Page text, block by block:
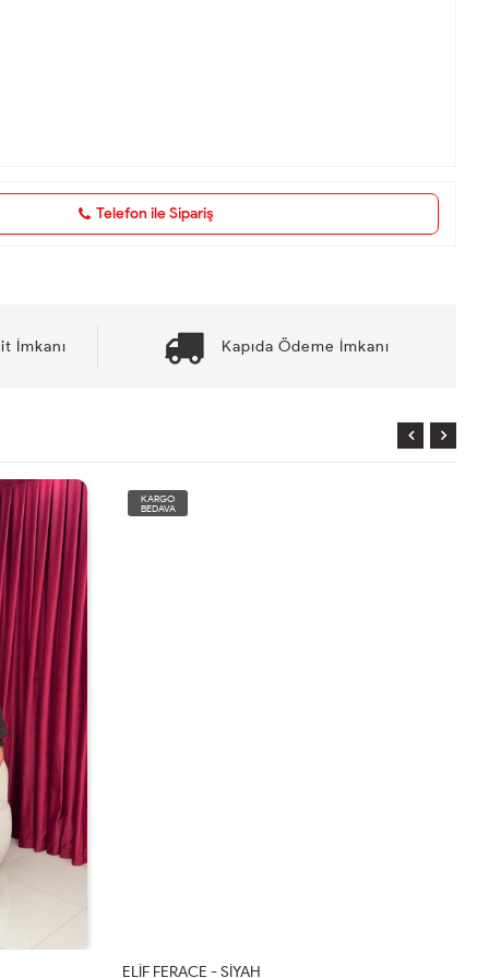
Telefon ile Sipariş
İmkanı Kapıda Ödeme İmkanı
KARGO
BEDAVA
ELİF FERACE - SİYAH